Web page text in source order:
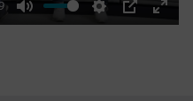
Mute Settings
PIP
Enter